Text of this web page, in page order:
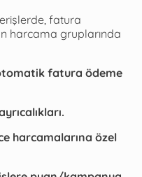
fatura
harcama gruplarında
fatura ödeme
harcamalarına özel